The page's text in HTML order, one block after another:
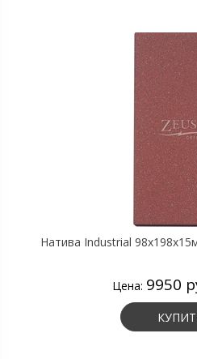
Натива Industrial
Цена: 9950